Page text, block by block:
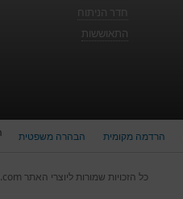
חדר הניתוח
התאוששות
הרדמה מקומית הבהרה משפטית
כל הזכויות שמורות ליוצרי האתר www.hardama.com